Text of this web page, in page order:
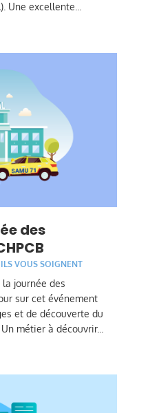
Une excellente...
des
ILS VOUS SOIGNENT
la journée des
sur cet événement
et de découverte du
métier à découvrir...